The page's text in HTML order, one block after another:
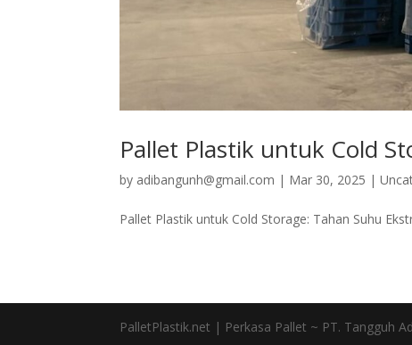
Pallet Plastik untuk Cold
by adibangunh@gmail.com | Mar 30, 2025 |
Pallet Plastik untuk Cold Storage: Tahan Suhu
PalletPlastik.net | Perkasa Pallet ~ PT. Tangguh